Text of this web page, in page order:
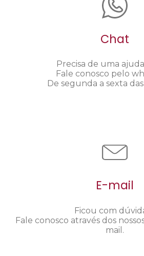
Chat
Precisa de uma
Fale conosco pelo
De segunda a sexta das
E-mail
Ficou com
Fale conosco através dos
mail.